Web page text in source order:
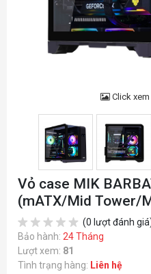
Click xem
Vỏ case MIK
(mATX/Mid Tower/
(0 lượt đánh
Bảo hành: 24 Tháng
Lượt xem: 81
Tình trạng hàng: Liên hệ